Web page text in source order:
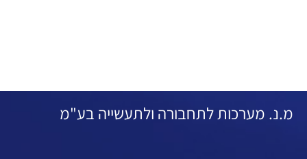
מ.נ. מערכות לתחבורה ולתעשייה בע"מ